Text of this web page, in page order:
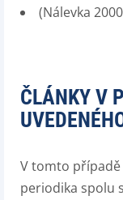
(Nálevka
ČLÁNKY V
V tomto
periodika spolu